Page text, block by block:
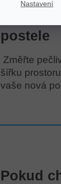
Nastavení
postele
Změřte
šířku
vaše nová
Pokud